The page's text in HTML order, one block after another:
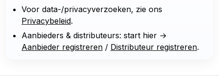
Voor data-/privacyverzoeken, zie ons
Privacybeleid.
Aanbieders & distributeurs: start hier →
Aanbieder registreren / Distributeur registreren.